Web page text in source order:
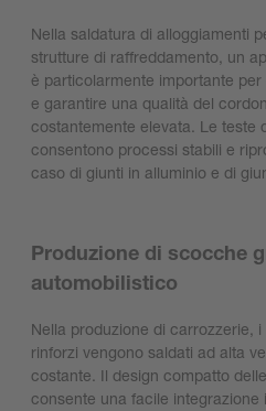
Nella saldatura di alloggiamenti
strutture di raffreddamento, un
è particolarmente importante
e garantire una qualità del
costantemente elevata. Le teste
consentono processi stabili e
caso di giunti in alluminio e di
Produzione di scocche
automobilistico
Nella produzione di carrozzerie,
rinforzi vengono saldati ad alta
costante. Il design compatto
consente una facile integrazione